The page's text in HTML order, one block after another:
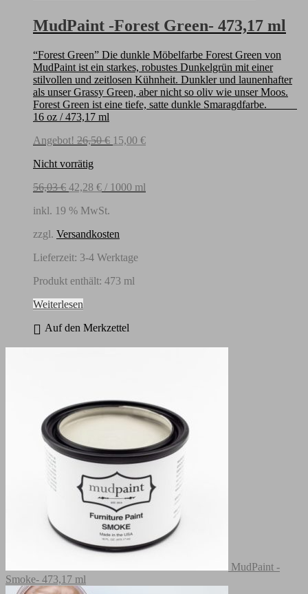
MudPaint -Forest Green- 473,17 ml
“Forest Green” Die dunkle Möbelfarbe Forest Green von
MudPaint ist ein starkes, robustes Dunkelgrün mit einer
stilvollen und zeitlosen Kühnheit. Dunkler und launenhafter
als unser Grassy Green, aber nicht so oliv wie unser Moos.
Forest Green ist eine tiefe, satte dunkle Smaragdfarbe.
16 oz / 473,17 ml
Angebot! 26,50€ Ursprünglicher
15,00 €Aktueller
Nicht vorrätig
56,03€ 42,28 € / 1000 ml
inkl. 19 % MwSt.
zzgl. Versandkosten
Lieferzeit: 3-4 Werktage
Produkt enthält: 473 ml
Weiterlesen
Auf den Merkzettel
MudPaint -
Smoke- 473,17 ml